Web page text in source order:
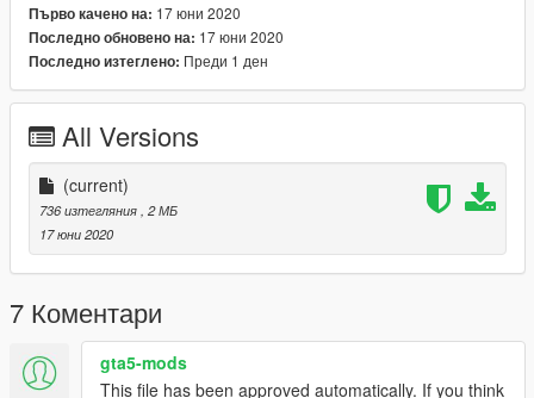
Първо качено на: 17 юни 2020
Последно обновено на: 17 юни 2020
Последно изтеглено: Преди 1 ден
All Versions
(current)
736 изтегляния , 2 МБ
17 юни 2020
7 Коментари
gta5-mods
This file has been approved automatically. If you think